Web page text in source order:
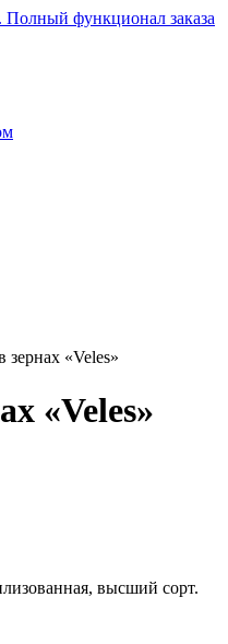
функционал заказа
зернах «Veles»
«Veles»
высший сорт.